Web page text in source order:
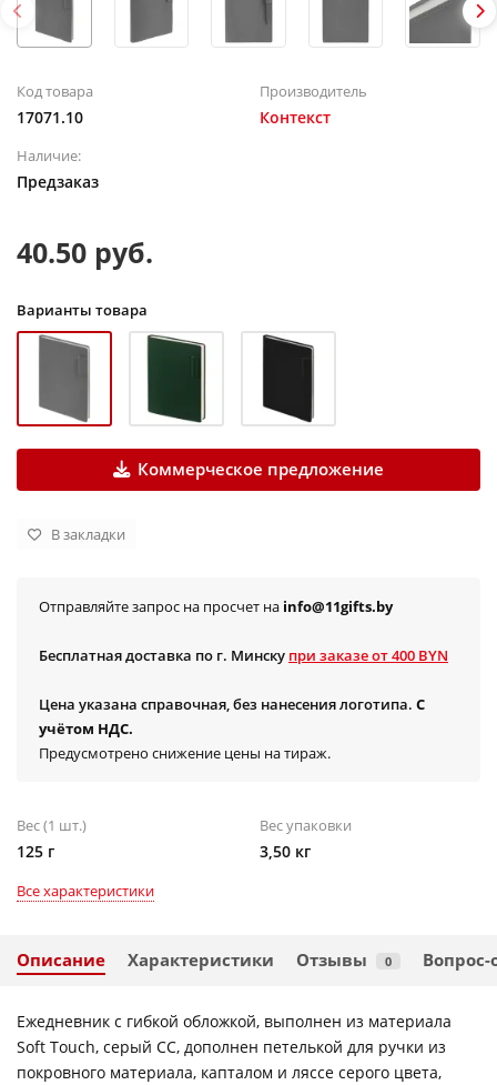
Код товара
17071.10
Производитель
Контекст
Наличие:
Предзаказ
40.50 руб.
Варианты товара
Коммерческое предложение
В закладки
Отправляйте запрос на просчет на info@11gifts.by
Бесплатная доставка по г. Минску при заказе от 400 BYN
Цена указана справочная, без нанесения логотипа. С
учётом НДС.
Предусмотрено снижение цены на тираж.
Вес (1 шт.)
125 г
Вес упаковки
3,50 кг
Все характеристики
Описание Характеристики Отзывы 0 Вопрос-
Ежедневник с гибкой обложкой, выполнен из материала
Soft Touch, серый СС, дополнен петелькой для ручки из
покровного материала, капталом и ляссе серого цвета,